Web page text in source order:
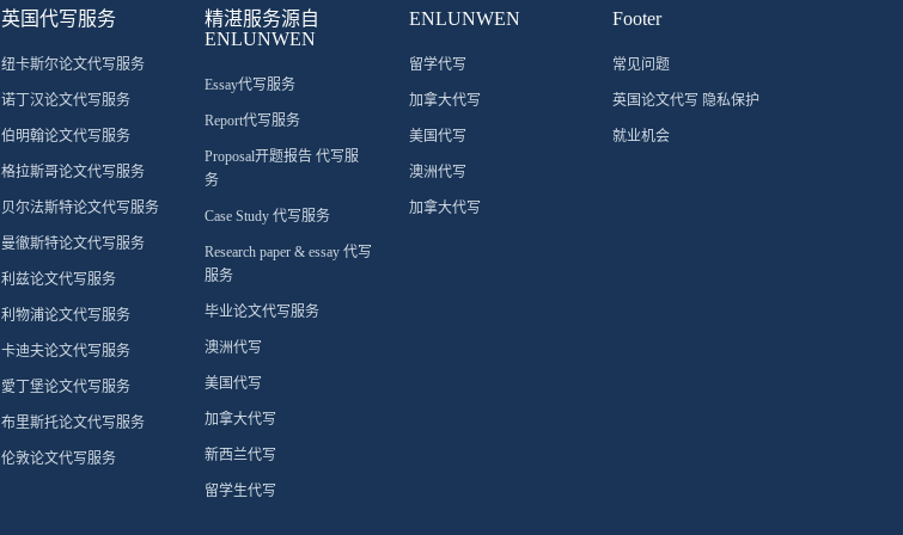
英国代写服务
纽卡斯尔论文代写服务
诺丁汉论文代写服务
伯明翰论文代写服务
格拉斯哥论文代写服务
贝尔法斯特论文代写服务
曼徹斯特论文代写服务
利兹论文代写服务
利物浦论文代写服务
卡迪夫论文代写服务
愛丁堡论文代写服务
布里斯托论文代写服务
伦敦论文代写服务
精湛服务源自
ENLUNWEN
Essay代写服务
Report代写服务
Proposal开题报告 代写服
务
Case Study 代写服务
Research paper & essay 代写
服务
毕业论文代写服务
澳洲代写
美国代写
加拿大代写
新西兰代写
留学生代写
ENLUNWEN
留学代写
加拿大代写
美国代写
澳洲代写
加拿大代写
Footer
常见问题
英国论文代写 隐私保护
就业机会